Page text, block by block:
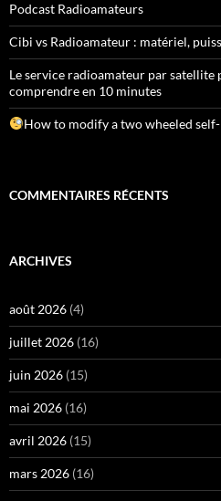
Podcast Radioamateurs
Cibi vs Radioamateur : matériel,
Le service radioamateur par satellite
comprendre en 10 minutes
How to modify a two wheeled
COMMENTAIRES RÉCENTS
ARCHIVES
août 2026 (4)
juillet 2026 (16)
juin 2026 (15)
mai 2026 (16)
avril 2026 (15)
mars 2026 (16)